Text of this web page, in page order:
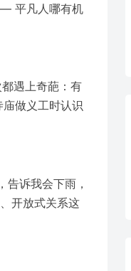
平凡人哪有机
遇上奇葩：有
做义工时认识
诉我会下雨，
开放式关系这